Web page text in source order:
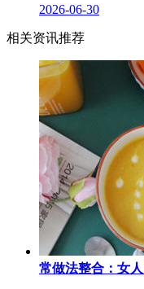
2026-06-30
相关资讯推荐
常做法整合：女